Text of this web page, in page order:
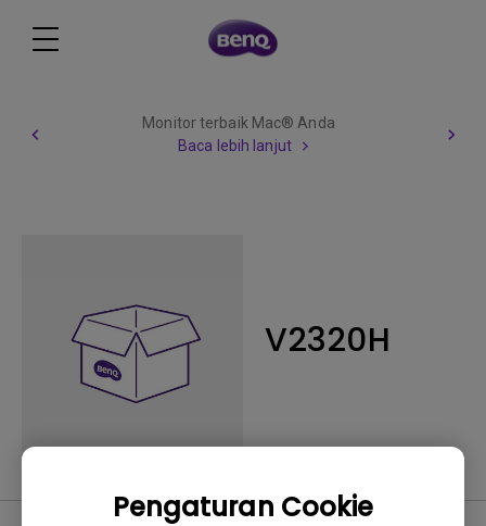
Pengaturan Cookie
Monitor terbaik Mac® Anda
Baca lebih lanjut
V2320H